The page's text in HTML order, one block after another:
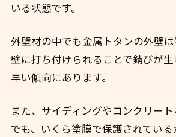
いる状態です。
外壁材の中でも金属トタンの外壁
壁に打ち付けられることで錆びが
早い傾向にあります。
また、サイディングやコンクリー
でも、いくら塗膜で保護されてい